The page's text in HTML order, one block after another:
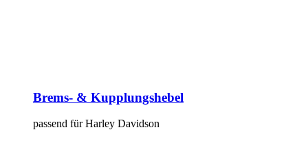
Brems- & Kupplungshebel
passend für Harley Davidson